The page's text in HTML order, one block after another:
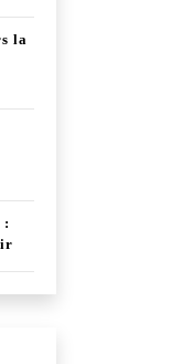
la
: